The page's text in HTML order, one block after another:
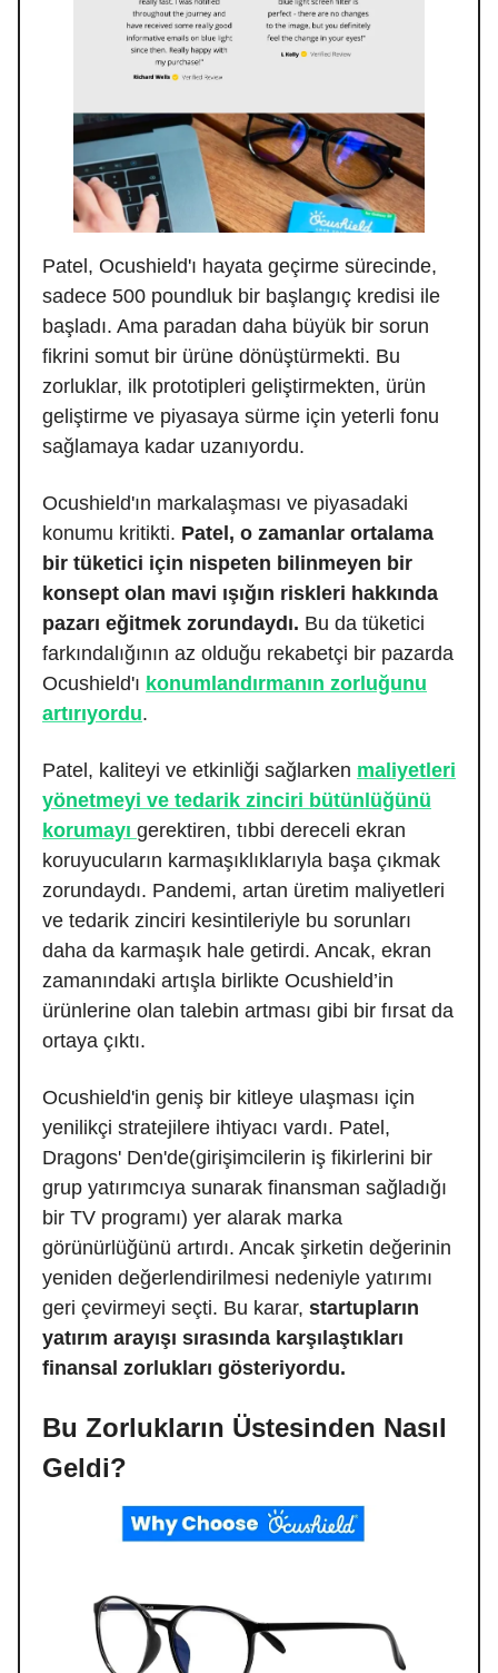
Patel, Ocushield'ı hayata geçirme sürecinde,
sadece 500 poundluk bir başlangıç kredisi ile
başladı. Ama paradan daha büyük bir sorun
fikrini somut bir ürüne dönüştürmekti. Bu
zorluklar, ilk prototipleri geliştirmekten, ürün
geliştirme ve piyasaya sürme için yeterli fonu
sağlamaya kadar uzanıyordu.
Ocushield'ın markalaşması ve piyasadaki
konumu kritikti. Patel, o zamanlar ortalama
bir tüketici için nispeten bilinmeyen bir
konsept olan mavi ışığın riskleri hakkında
pazarı eğitmek zorundaydı. Bu da tüketici
farkındalığının az olduğu rekabetçi bir pazarda
Ocushield'ı konumlandırmanın zorluğunu
artırıyordu.
Patel, kaliteyi ve etkinliği sağlarken maliyetleri
yönetmeyi ve tedarik zinciri bütünlüğünü
korumayı gerektiren, tıbbi dereceli ekran
koruyucuların karmaşıklıklarıyla başa çıkmak
zorundaydı. Pandemi, artan üretim maliyetleri
ve tedarik zinciri kesintileriyle bu sorunları
daha da karmaşık hale getirdi. Ancak, ekran
zamanındaki artışla birlikte Ocushield’in
ürünlerine olan talebin artması gibi bir fırsat da
ortaya çıktı.
Ocushield'in geniş bir kitleye ulaşması için
yenilikçi stratejilere ihtiyacı vardı. Patel,
Dragons' Den'de(girişimcilerin iş fikirlerini bir
grup yatırımcıya sunarak finansman sağladığı
bir TV programı) yer alarak marka
görünürlüğünü artırdı. Ancak şirketin değerinin
yeniden değerlendirilmesi nedeniyle yatırımı
geri çevirmeyi seçti. Bu karar, startupların
yatırım arayışı sırasında karşılaştıkları
finansal zorlukları gösteriyordu.
Bu Zorlukların Üstesinden Nasıl
Geldi?